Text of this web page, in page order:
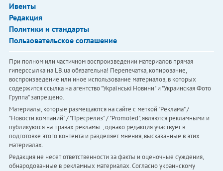
Ивенты
Редакция
Политики и стандарты
Пользовательское соглашение
При полном или частичном воспроизведении материалов прямая
гиперссылка на LB.ua обязательна! Перепечатка, копирование,
воспроизведение или иное использование материалов, в которых
содержится ссылка на агентство "Українськi Новини" и "Украинская Фото
Группа" запрещено.
Материалы, которые размещаются на сайте с меткой "Реклама" /
"Новости компаний" / "Пресрелиз" / "Promoted", являются рекламными и
публикуются на правах рекламы. , однако редакция участвует в
подготовке этого контента и разделяет мнения, высказанные в этих
материалах.
Редакция не несет ответственности за факты и оценочные суждения,
обнародованные в рекламных материалах. Согласно украинскому